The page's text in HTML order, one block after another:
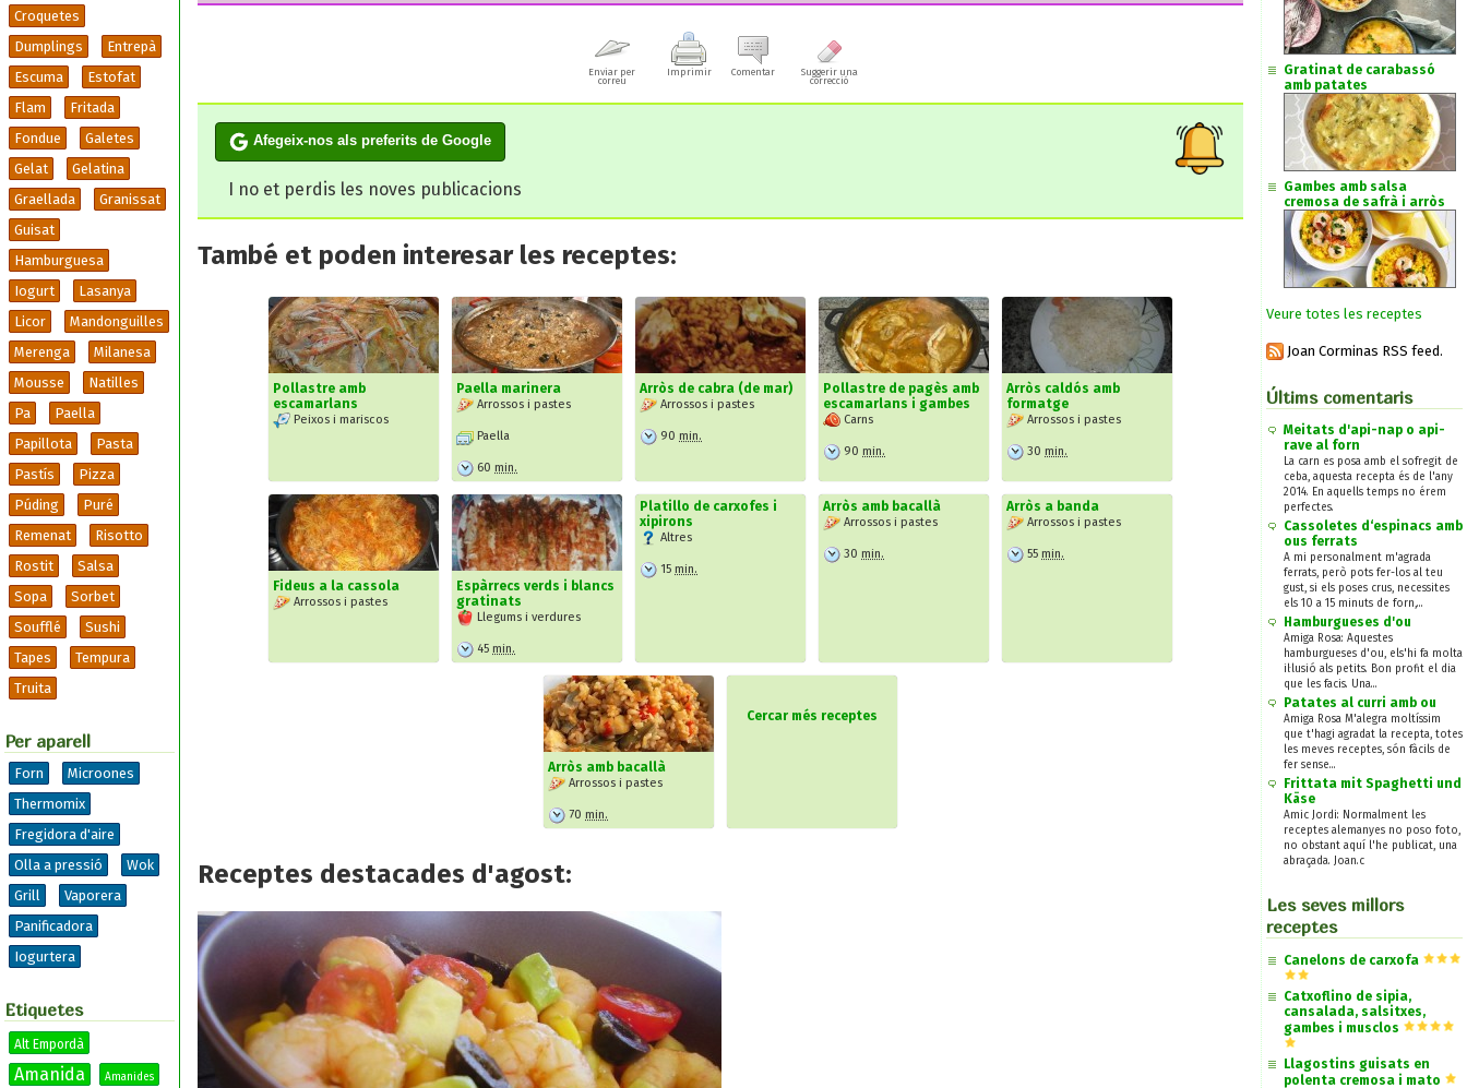
Croquetes
Dumplings
Entrepà
Escuma
Estofat
Flam
Fritada
Fondue
Galetes
Gelat
Gelatina
Graellada
Granissat
Guisat
Hamburguesa
Iogurt
Lasanya
Licor
Mandonguilles
Merenga
Milanesa
Mousse
Natilles
Pa
Paella
Papillota
Pasta
Pastís
Pizza
Púding
Puré
Remenat
Risotto
Rostit
Salsa
Sopa
Sorbet
Soufflé
Sushi
Tapes
Tempura
Truita
Per aparell
Forn
Microones
Thermomix
Fregidora d'aire
Olla a pressió
Wok
Grill
Vaporera
Panificadora
Iogurtera
Etiquetes
Alt Empordà
Amanida Amanides
Enviar per
correu
Imprimir Comentar
Suggerir una
correcció
Afegeix-nos als preferits de Google
I no et perdis les noves publicacions
També et poden interesar les receptes:
Pollastre amb
escamarlans
Peixos i mariscos
Paella marinera
Arrossos i pastes
Paella
60 min.
Arròs de cabra (de mar)
Arrossos i pastes
90 min.
Pollastre de pagès amb
escamarlans i gambes
Carns
90 min.
Arròs caldós amb
formatge
Arrossos i pastes
30 min.
Fideus a la cassola
Arrossos i pastes
Espàrrecs verds i blancs
gratinats
Llegums i verdures
45 min.
Platillo de carxofes i
xipirons
Altres
15 min.
Arròs amb bacallà
Arrossos i pastes
30 min.
Arròs a banda
Arrossos i pastes
55 min.
Arròs amb bacallà
Arrossos i pastes
70 min.
Cercar més receptes
Receptes destacades d'agost:
Gratinat de carabassó
amb patates
Gambes amb salsa
cremosa de safrà i arròs
Veure totes les receptes
Joan Corminas RSS feed.
Últims comentaris
Meitats d'api-nap o api-
rave al forn
La carn es posa amb el sofregit de
ceba, aquesta recepta és de l'any
2014. En aquells temps no érem
perfectes.
Cassoletes d‘espinacs amb
ous ferrats
A mi personalment m'agrada
ferrats, però pots fer-los al teu
gust, si els poses crus, necessites
els 10 a 15 minuts de forn,...
Hamburgueses d'ou
Amiga Rosa: Aquestes
hamburgueses d'ou, els'hi fa molta
il·lusió als petits. Bon profit el dia
que les facis. Una...
Patates al curri amb ou
Amiga Rosa M'alegra moltíssim
que t'hagi agradat la recepta, totes
les meves receptes, són fàcils de
fer sense...
Frittata mit Spaghetti und
Käse
Amic Jordi: Normalment les
receptes alemanyes no poso foto,
no obstant aquí l'he publicat, una
abraçada. Joan.c
Les seves millors
receptes
Canelons de carxofa
Catxoflino de sipia,
cansalada, salsitxes,
gambes i musclos
Llagostins guisats en
polenta cremosa i mato